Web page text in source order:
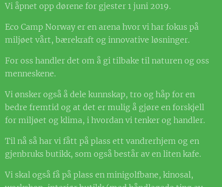
Vi åpnet opp dørene for gjester 1 juni 2019.
Eco Camp Norway er en arena hvor vi har fokus på
miljøet vårt, bærekraft og innovative løsninger.
For oss handler det om å gi tilbake til naturen og oss
menneskene.
Vi ønsker også å dele kunnskap, tro og håp for en
bedre fremtid og at det er mulig å gjøre en forskjell
for miljøet og klima, i hvordan vi tenker og handler.
Til nå så har vi fått på plass ett vandrerhjem og en
gjenbruks butikk, som også består av en liten kafe.
Vi skal også få på plass en minigolfbane, kinosal,